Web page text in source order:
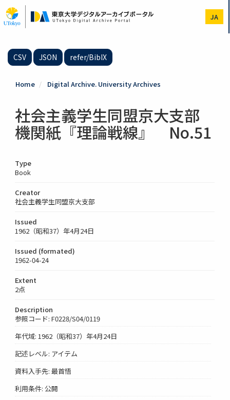
to
main
JA
CSV JSON refer/BibIX
Home Digital Archive. University Archives
社会主義学生同盟京大支部
機関紙『理論戦線』 No.51
Type
Book
Creator
社会主義学生同盟京大支部
Issued
1962（昭和37）年4月24日
Issued (formated)
1962-04-24
Extent
2点
Description
参照コード: F0228/S04/0119
年代域: 1962（昭和37）年4月24日
記述レベル: アイテム
資料入手先: 最首悟
利用条件: 公開